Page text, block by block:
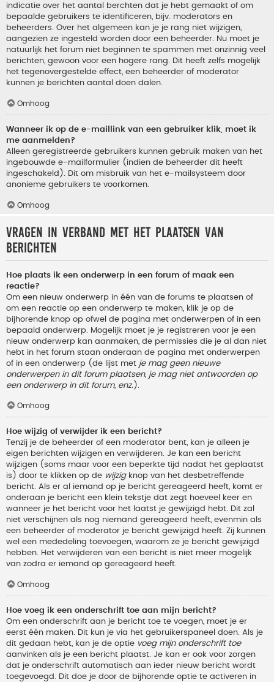
indicatie over het aantal berchten dat je hebt gemaakt of om
bepaalde gebruikers te identificeren, bijv. moderators en
beheerders. Over het algemeen kan je je rang niet wijzigen,
aangezien ze ingesteld worden door een beheerder. Nu moet je
natuurlijk het forum niet beginnen te spammen met onzinnig veel
berichten, gewoon voor een hogere rang. Dit heeft zelfs mogelijk
het tegenovergestelde effect, een beheerder of moderator
kunnen je berichten aantal doen dalen.
Omhoog
Wanneer ik op de e-maillink van een gebruiker klik, moet ik
me aanmelden?
Alleen geregistreerde gebruikers kunnen gebruik maken van het
ingebouwde e-mailformulier (indien de beheerder dit heeft
ingeschakeld). Dit om misbruik van het e-mailsysteem door
anonieme gebruikers te voorkomen.
Omhoog
Vragen in verband met het plaatsen van
berichten
Hoe plaats ik een onderwerp in een forum of maak een
reactie?
Om een nieuw onderwerp in één van de forums te plaatsen of
om een reactie op een onderwerp te maken, klik je op de
bijhorende knop op ofwel de pagina met onderwerpen of in een
bepaald onderwerp. Mogelijk moet je je registreren voor je een
nieuw onderwerp kan aanmaken, de permissies die je al dan niet
hebt in het forum staan onderaan de pagina met onderwerpen
of in een onderwerp (de lijst met je mag geen nieuwe
onderwerpen in dit forum plaatsen, je mag niet antwoorden op
een onderwerp in dit forum, enz. ).
Omhoog
Hoe wijzig of verwijder ik een bericht?
Tenzij je de beheerder of een moderator bent, kan je alleen je
eigen berichten wijzigen en verwijderen. Je kan een bericht
wijzigen (soms maar voor een beperkte tijd nadat het geplaatst
is) door te klikken op de wijzigknop van het desbetreffende
bericht. Als er al iemand op je bericht gereageerd heeft, komt er
onderaan je bericht een klein tekstje dat zegt hoeveel keer en
wanneer je het bericht voor het laatst je gewijzigd hebt. Dit zal
niet verschijnen als nog niemand gereageerd heeft, evenmin als
een beheerder of moderator je bericht gewijzigd heeft. Zij kunnen
wel een mededeling toevoegen, waarom ze je bericht gewijzigd
hebben. Het verwijderen van een bericht is niet meer mogelijk
van zodra er iemand op gereageerd heeft.
Omhoog
Hoe voeg ik een onderschrift toe aan mijn bericht?
Om een onderschrift aan je bericht toe te voegen, moet je er
eerst één maken. Dit kun je via het gebruikerspaneel doen. Als je
dit gedaan hebt, kan je de optie voeg mijn onderschrift toe
aanvinken als je een bericht plaatst. Je kan er ook voor zorgen
dat je onderschrift automatisch aan ieder nieuw bericht wordt
toegevoegd. Dit doe je door de bijhorende optie te activeren in